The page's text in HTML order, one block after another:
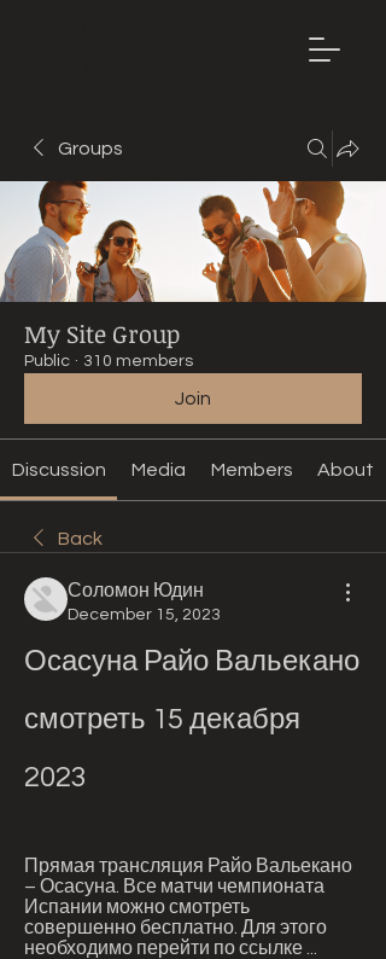
Groups
My Site Group
Public · 310 members
Join
Discussion Media Members About
Back
Соломон Юдин
December 15, 2023
Осасуна Райо Вальекано
смотреть 15 декабря
2023
Прямая трансляция Райо Вальекано
– Осасуна. Все матчи чемпионата
Испании можно смотреть
совершенно бесплатно. Для этого
необходимо перейти по ссылке ...